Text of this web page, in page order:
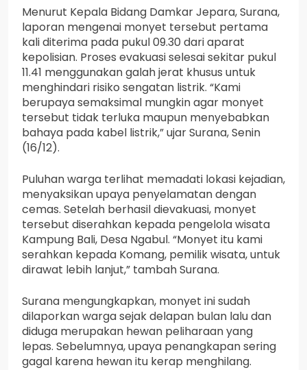
Menurut Kepala Bidang Damkar Jepara, Surana,
laporan mengenai monyet tersebut pertama
kali diterima pada pukul 09.30 dari aparat
kepolisian. Proses evakuasi selesai sekitar pukul
11.41 menggunakan galah jerat khusus untuk
menghindari risiko sengatan listrik. “Kami
berupaya semaksimal mungkin agar monyet
tersebut tidak terluka maupun menyebabkan
bahaya pada kabel listrik,” ujar Surana, Senin
(16/12).
Puluhan warga terlihat memadati lokasi kejadian,
menyaksikan upaya penyelamatan dengan
cemas. Setelah berhasil dievakuasi, monyet
tersebut diserahkan kepada pengelola wisata
Kampung Bali, Desa Ngabul. “Monyet itu kami
serahkan kepada Komang, pemilik wisata, untuk
dirawat lebih lanjut,” tambah Surana.
Surana mengungkapkan, monyet ini sudah
dilaporkan warga sejak delapan bulan lalu dan
diduga merupakan hewan peliharaan yang
lepas. Sebelumnya, upaya penangkapan sering
gagal karena hewan itu kerap menghilang.